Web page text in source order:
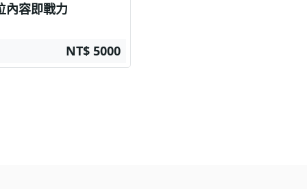
內容即戰力
NT$ 5000